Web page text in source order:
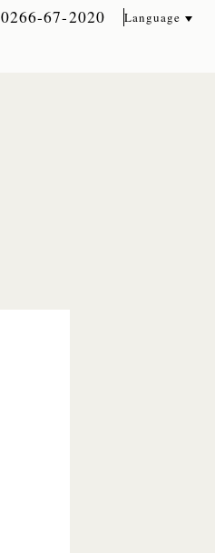
0266-67-2020 Language